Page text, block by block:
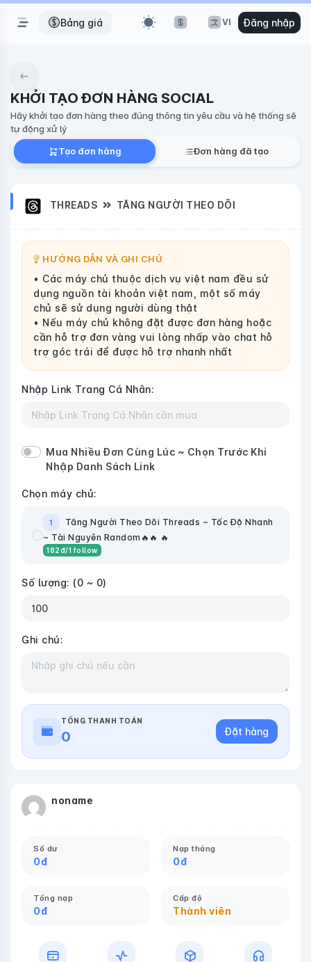
Bảng giá VI Đăng nhập
KHỞI TẠO ĐƠN HÀNG SOCIAL
Hãy khởi tạo đơn hàng theo đúng thông tin yêu cầu và hệ thống sẽ
tự động xử lý
Tạo đơn hàng
Đơn hàng đã tạo
THREADS TĂNG NGƯỜI THEO DÕI
HƯỚNG DẪN VÀ GHI CHÚ
• Các máy chủ thuộc dịch vụ việt nam đều sử
dụng nguồn tài khoản việt nam, một số máy
chủ sẽ sử dụng người dùng thật
• Nếu máy chủ không đặt được đơn hàng hoặc
cần hỗ trợ đơn vàng vui lòng nhấp vào chat hỗ
trợ góc trái để được hỗ trợ nhanh nhất
Nhập Link Trang Cá Nhân:
Mua Nhiều Đơn Cùng Lúc ~ Chọn Trước Khi
Nhập Danh Sách Link
Chọn máy chủ:
1
Tăng Người Theo Dõi Threads ~ Tốc Độ Nhanh
~ Tài Nguyên Random🔥🔥 🔥
182đ/1 follow
Số lượng: (0 ~ 0)
Ghi chú:
TỔNG THANH TOÁN
0 Đặt hàng
noname
Số dư
0đ
Nạp tháng
0đ
Tổng nạp
0đ
Cấp độ
Thành viên